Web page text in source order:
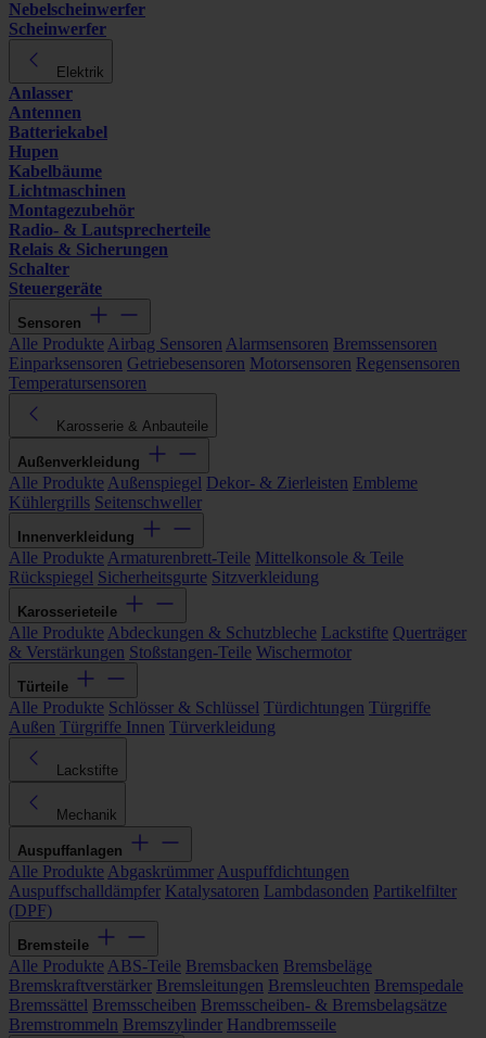
Nebelscheinwerfer
Scheinwerfer
Elektrik
Anlasser
Antennen
Batteriekabel
Hupen
Kabelbäume
Lichtmaschinen
Montagezubehör
Radio- & Lautsprecherteile
Relais & Sicherungen
Schalter
Steuergeräte
Sensoren
Alle Produkte Airbag Sensoren Alarmsensoren Bremssensoren
Einparksensoren Getriebesensoren Motorsensoren Regensensoren
Temperatursensoren
Karosserie & Anbauteile
Außenverkleidung
Alle Produkte Außenspiegel Dekor- & Zierleisten Embleme
Kühlergrills Seitenschweller
Innenverkleidung
Alle Produkte Armaturenbrett-Teile Mittelkonsole & Teile
Rückspiegel Sicherheitsgurte Sitzverkleidung
Karosserieteile
Alle Produkte Abdeckungen & Schutzbleche Lackstifte Querträger
& Verstärkungen Stoßstangen-Teile Wischermotor
Türteile
Alle Produkte Schlösser & Schlüssel Türdichtungen Türgriffe
Außen Türgriffe Innen Türverkleidung
Lackstifte
Mechanik
Auspuffanlagen
Alle Produkte Abgaskrümmer Auspuffdichtungen
Auspuffschalldämpfer Katalysatoren Lambdasonden Partikelfilter
(DPF)
Bremsteile
Alle Produkte ABS-Teile Bremsbacken Bremsbeläge
Bremskraftverstärker Bremsleitungen Bremsleuchten Bremspedale
Bremssättel Bremsscheiben Bremsscheiben- & Bremsbelagsätze
Bremstrommeln Bremszylinder Handbremsseile